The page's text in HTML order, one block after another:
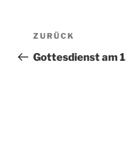
Vorheriger
Beitrag
ZURÜCK
Gottesdienst am